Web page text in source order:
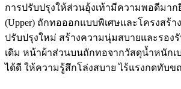
การปรับปรุงให้ส่วนอุ้งเท้ามีความพอดีมาก
(Upper) ถักทอออกแบบพิเศษและโครงสร้า
ปรับปรุงใหม่ สร้างความนุ่มสบายและรอง
เดิม หน้าผ้าส่วนบนถักทอจากวัสดุน้ำหนักเ
ได้ดี ให้ความรู้สึกโล่งสบาย ไร้แรงกดทับข